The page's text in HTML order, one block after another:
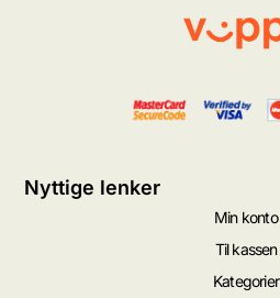
Nyttige lenker
Min konto
Til kassen
Kategorier